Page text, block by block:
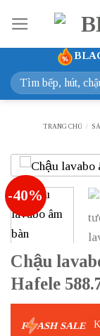
qua
nội
dung
Tìm
kiếm:
TRANG CHỦ /
-40%
Chậu
Hafele
F ASH SALE